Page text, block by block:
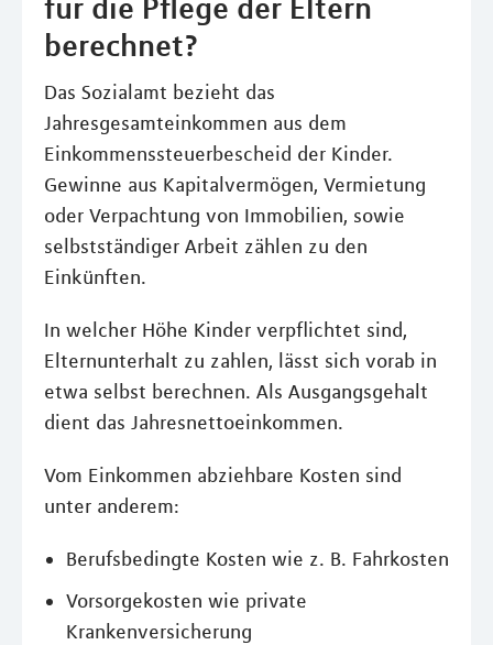
für die Pflege der Eltern
berechnet?
Das Sozialamt bezieht das
Jahresgesamteinkommen aus dem
Einkommenssteuerbescheid der Kinder.
Gewinne aus Kapitalvermögen, Vermietung
oder Verpachtung von Immobilien, sowie
selbstständiger Arbeit zählen zu den
Einkünften.
In welcher Höhe Kinder verpflichtet sind,
Elternunterhalt zu zahlen, lässt sich vorab in
etwa selbst berechnen. Als Ausgangsgehalt
dient das Jahresnettoeinkommen.
Vom Einkommen abziehbare Kosten sind
unter anderem:
Berufsbedingte Kosten wie z. B. Fahrkosten
Vorsorgekosten wie private
Krankenversicherung